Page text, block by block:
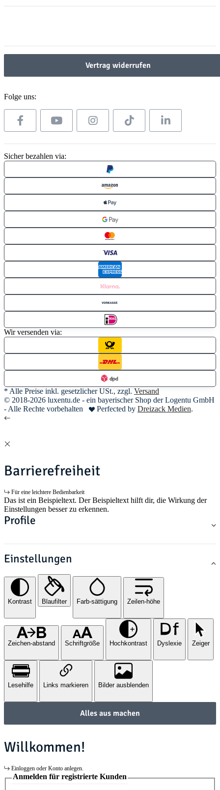
Vertrag widerrufen
Folge uns:
Sicher bezahlen via:
Wir versenden via:
* Alle Preise inkl. gesetzlicher USt., zzgl. Versand
© 2018-2026 luxentu.de - ein bayerischer Shop der Logentu GmbH
- Alle Rechte vorbehalten
Perfected by Dreizack Medien.
Barrierefreiheit
Für eine leichtere Bedienbarkeit
Das ist ein Beispieltext. Der Beispieltext hilft dir, die Wirkung der
Einstellungen besser zu erkennen.
Profile
Einstellungen
Kontrast Blaufilter Farb-sättigung Zeilen-höhe
Zeichen-abstand Schriftgröße Hochkontrast Dyslexie Zeiger
Lesehilfe Links markieren Bilder ausblenden
Alles aus machen
Willkommen!
Einloggen oder Konto anlegen.
Anmelden für registrierte Kunden